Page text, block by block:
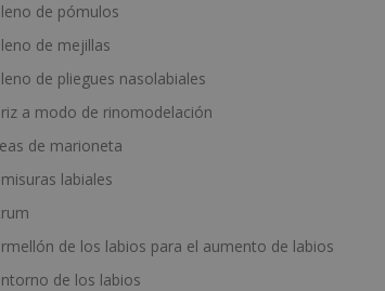
de pómulos
de mejillas
de pliegues nasolabiales
a modo de rinomodelación
de marioneta
labiales
de los labios para el aumento de labios
de los labios